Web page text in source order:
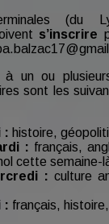
(du
s’inscrire
à un ou
sont les
: histoire,
: français,
cette semaine-
: culture
: français,